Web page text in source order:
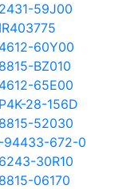
59J00
60Y00
BZ010
65Е00
28-156D
52030
94433-672-0
30R10
06170